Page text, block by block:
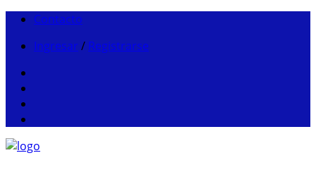
Contacto
Ingresar / Registrarse